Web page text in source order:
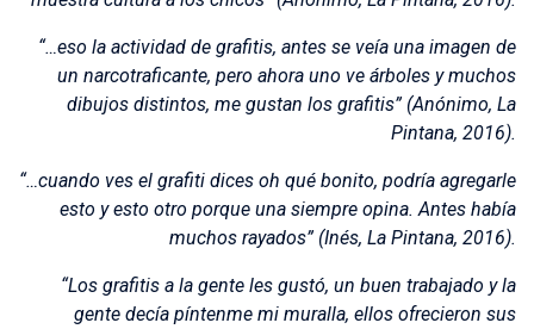
“…eso la actividad de grafitis, antes se veía una imagen de
un narcotraficante, pero ahora uno ve árboles y muchos
dibujos distintos, me gustan los grafitis” (Anónimo, La
Pintana, 2016).
“…cuando ves el grafiti dices oh qué bonito, podría agregarle
esto y esto otro porque una siempre opina. Antes había
muchos rayados” (Inés, La Pintana, 2016).
“Los grafitis a la gente les gustó, un buen trabajado y la
gente decía píntenme mi muralla, ellos ofrecieron sus